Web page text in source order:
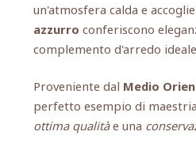
un'atmosfera calda e
azzurro conferiscono
complemento d'arredo
Proveniente dal Medio
perfetto esempio di
ottima qualitàe una